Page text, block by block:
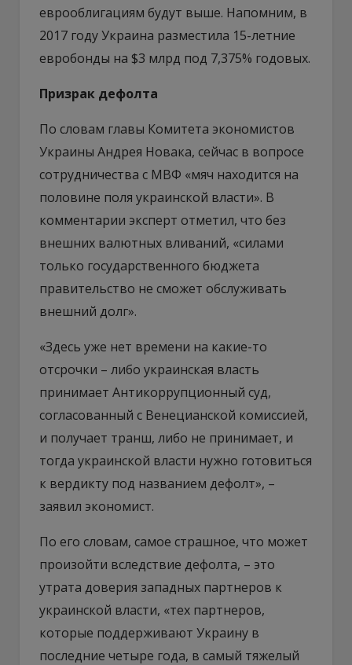
еврооблигациям будут выше. Напомним, в
2017 году Украина разместила 15-летние
евробонды на $3 млрд под 7,375% годовых.
Призрак дефолта
По словам главы Комитета экономистов
Украины Андрея Новака, сейчас в вопросе
сотрудничества с МВФ «мяч находится на
половине поля украинской власти». В
комментарии эксперт отметил, что без
внешних валютных вливаний, «силами
только государственного бюджета
правительство не сможет обслуживать
внешний долг».
«Здесь уже нет времени на какие-то
отсрочки – либо украинская власть
принимает Антикоррупционный суд,
согласованный с Венецианской комиссией,
и получает транш, либо не принимает, и
тогда украинcкой власти нужно готовиться
к вердикту под названием дефолт», –
заявил экономист.
По его словам, самое страшное, что может
произойти вследствие дефолта, – это
утрата доверия западных партнеров к
украинской власти, «тех партнеров,
которые поддерживают Украину в
последние четыре года, в самый тяжелый